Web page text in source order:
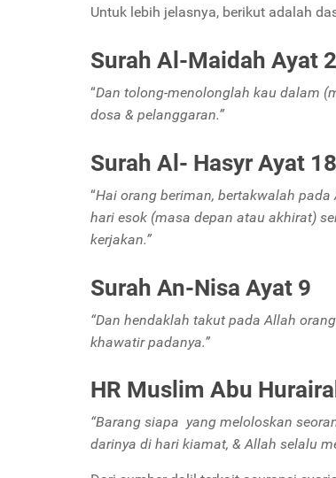
Untuk lebih jelasnya, berikut adalah
Surah Al-Maidah Ayat 2
“Dan tolong-menolonglah kau dalam
dosa & pelanggaran.”
Surah Al- Hasyr Ayat 18
“Hai orang beriman, bertakwalah
hari esok (masa depan atau akhirat)
kerjakan.”
Surah An-Nisa Ayat 9
“Dan hendaklah takut pada Allah
khawatir padanya.”
HR Muslim Abu
“Barang siapa yang meloloskan
darinya di hari kiamat, & Allah selalu